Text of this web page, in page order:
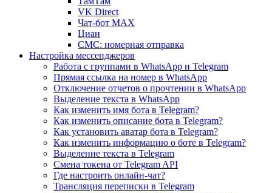
VK Direct
Чат-бот MAX
Циан
СМС: номерная отправка
Настройка мессенджеров
Работа с группами в WhatsApp и Telegram
Прямая ссылка на номер в WhatsApp
Отключение отчетов о прочтении в WhatsApp
Выделение текста в WhatsApp
Как изменить имя бота в Telegram?
Как изменить описание бота в Telegram?
Как установить аватар бота в Telegram?
Как изменить информацию о боте в Telegram?
Выделение текста в Telegram
Смена токена от Telegram API
Где настроить онлайн-чат?
Трансляция переписки в Telegram